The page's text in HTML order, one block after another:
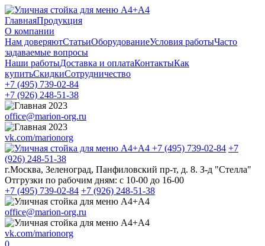
ГлавнаяПродукция
О компании
Нам доверяютСтатьиОборудованиеУсловия работыЧасто
задаваемые вопросы
Наши работыДоставка и оплатаКонтактыКак
купитьСкидкиСотрудничество
+7 (495) 739-02-84
+7 (926) 248-51-38
office@marion-org.ru
vk.com/marionorg
+7 (495) 739-02-84 +7
(926) 248-51-38
г.Москва, Зеленоград, Панфиловский пр-т, д. 8. З-д "Стелла"
Отгрузки по рабочим дням: с 10-00 до 16-00
+7 (495) 739-02-84 +7 (926) 248-51-38
office@marion-org.ru
vk.com/marionorg
0